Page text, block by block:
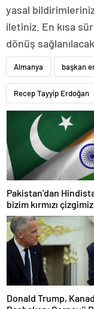
yasal
iletiniz. En kısa
dönüş
Almanya başkan
Recep Tayyip Erdoğan
Pakistan’dan
bizim kırmızı
Donald Trump,